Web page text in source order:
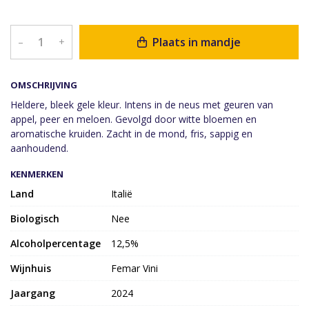
OMSCHRIJVING
Heldere, bleek gele kleur. Intens in de neus met geuren van
appel, peer en meloen. Gevolgd door witte bloemen en
aromatische kruiden. Zacht in de mond, fris, sappig en
aanhoudend.
– + Plaats in mandje
KENMERKEN
Land
Italië
Biologisch
Nee
Alcoholpercentage
12,5%
Wijnhuis
Femar Vini
Jaargang
2024